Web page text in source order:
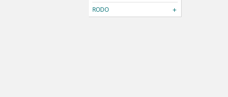
RODO